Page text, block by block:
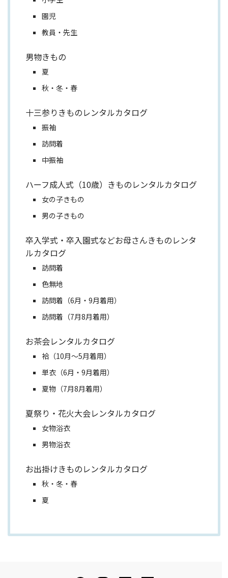
園児
教員・先生
男物きもの
夏
秋・冬・春
十三参りきものレンタルカタログ
振袖
訪問着
中振袖
ハーフ成人式（10歳）きものレンタルカタログ
女の子きもの
男の子きもの
卒入学式・卒入園式などお母さんきものレンタ
ルカタログ
訪問着
色無地
訪問着（6月・9月着用）
訪問着（7月8月着用）
お茶会レンタルカタログ
袷（10月～5月着用）
単衣（6月・9月着用）
夏物（7月8月着用）
夏祭り・花火大会レンタルカタログ
女物浴衣
男物浴衣
お出掛けきものレンタルカタログ
秋・冬・春
夏